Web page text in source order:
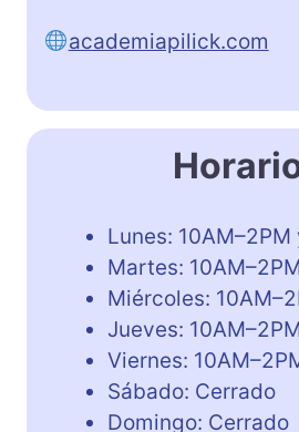
academiapilick.com
Lunes: 10AM–2PM
Martes:
Miércoles:
Jueves:
Viernes:
Sábado: Cerrado
Domingo: Cerrado